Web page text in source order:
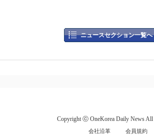
ニュースセクション一覧へ
Copyright ⓒ OneKorea Daily News All
会社沿革 会員規約